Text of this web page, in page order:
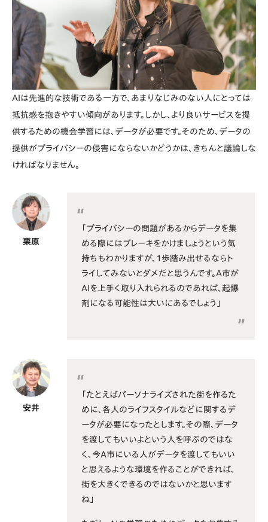
AIは先進的な技術である一方で、あまりなじみのない人にとっては
抵抗感を抱きやすい傾向があります。しかし、より良いサービスを提
供するための機会学習には、データが必要です。そのため、データの
提供がプライバシーの侵害にならないかどうかは、きちんと議論しな
ければなりません。
栗原
「プライバシーの問題があるからデータを集
める際にはブレーキをかけましょうという気
持ちもわかりますが、1歩踏み出せるならト
ライしてみないとダメだと思うんです。A市が
AIを上手く取り入れられるのであれば、起爆
剤になる可能性は大いにあるでしょう」
安井
「たとえばパーソナライズされた街を作るた
めに、各人のライフスタイルなどに関するデ
ータが必要になったとします。その際、データ
を渡してもいいよという人を呼ぶのではな
く、今A市にいる人がデータを渡してもいい
と思えるような環境を作ることができれば、
街を大きくできるのではないかと思います
ね」